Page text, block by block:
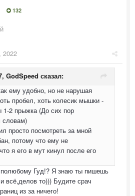
132
2022
GodSpeed сказал:
ему удобно, но не нарушая
пробел, хоть колесик мышки -
1-2 прыжка (До сих пор
словам)
просто посмотреть за мной
потому что ему не
я его в мут кинул после его
Гуд!? Я знаю ты пишешь
всё,делов то))) Будите срач
из за ничего!